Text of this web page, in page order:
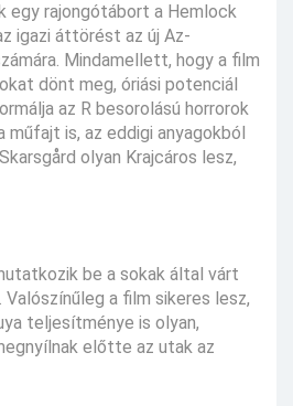
egy rajongótábort a Hemlock
igazi áttörést az új Az-
Mindamellett, hogy a film
dönt meg, óriási potenciál
az R besorolású horrorok
műfajt is, az eddigi anyagokból
olyan Krajcáros lesz,
be a sokak által várt
Valószínűleg a film sikeres lesz,
teljesítménye is olyan,
előtte az utak az